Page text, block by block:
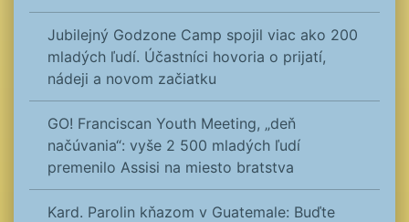
Jubilejný Godzone Camp spojil viac ako 200
mladých ľudí. Účastníci hovoria o prijatí,
nádeji a novom začiatku
GO! Franciscan Youth Meeting, „deň
načúvania“: vyše 2 500 mladých ľudí
premenilo Assisi na miesto bratstva
Kard. Parolin kňazom v Guatemale: Buďte